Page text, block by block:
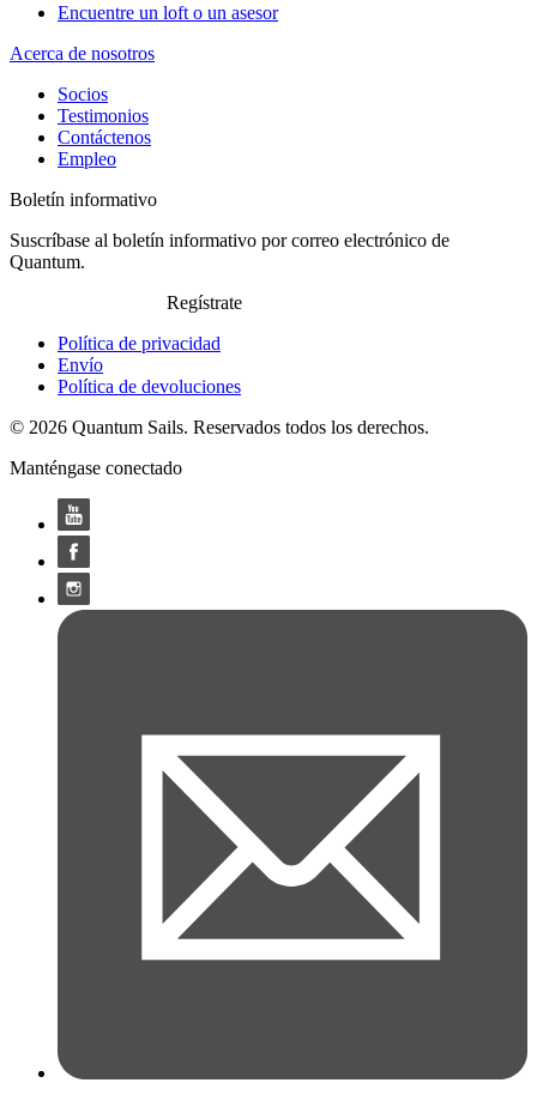
Encuentre un loft o un asesor
Acerca de nosotros
Socios
Testimonios
Contáctenos
Empleo
Boletín informativo
Suscríbase al boletín informativo por correo electrónico de
Quantum.
Regístrate
Política de privacidad
Envío
Política de devoluciones
© 2026 Quantum Sails. Reservados todos los derechos.
Manténgase conectado